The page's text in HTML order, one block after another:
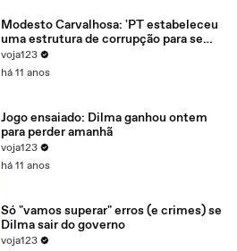
Modesto Carvalhosa: 'PT estabeleceu
uma estrutura de corrupção para se
manter no poder'
voja123
há 11 anos
Jogo ensaiado: Dilma ganhou ontem
para perder amanhã
voja123
há 11 anos
Só "vamos superar" erros (e crimes) se
Dilma sair do governo
voja123